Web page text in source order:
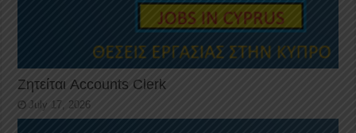
Ζητείται Accounts Clerk
July 17, 2026